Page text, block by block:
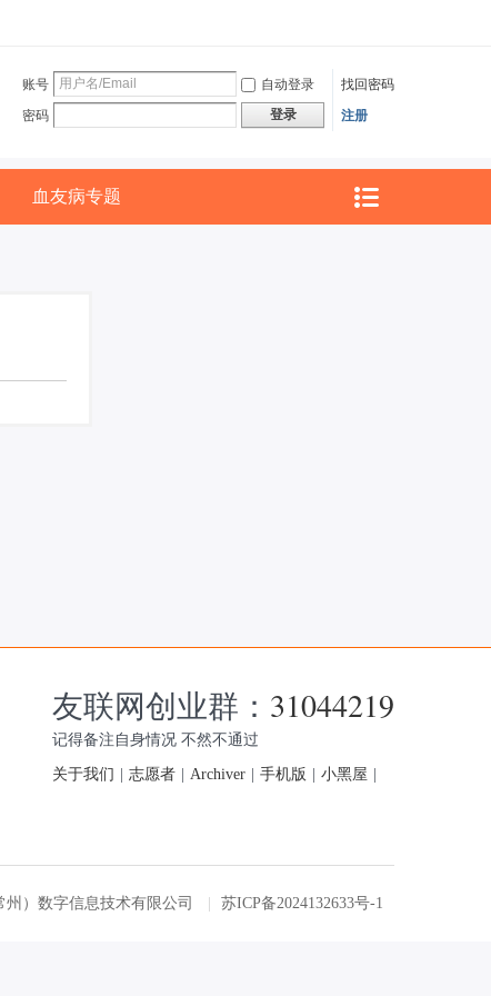
账号 自动登录
找回密码
密码
登录 注册
血友病专题
友联网创业群： 31044219
记得备注自身情况 不然不通过
关于我们 志愿者 Archiver 手机版 小黑屋
州）数字信息技术有限公司 苏ICP备2024132633号-1